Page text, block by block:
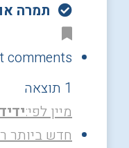
תמרה
comments
1 תוצאה
מיין לפי:
חדש ביותר